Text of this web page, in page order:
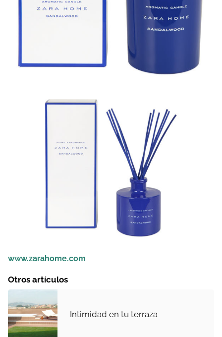
www.zarahome.com
Otros artículos
Intimidad en tu terraza